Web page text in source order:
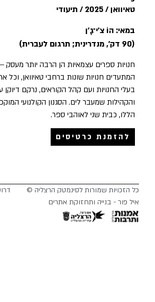
טאיוואן / 2025 / תיעודי
במאי: הוֹ צ'י־גֶ'ן
(90 דק', מנדרינית; תרגום לעברית)
המתעדים חנויות שונות ברחבי טאיוואן,
בעלי החנויות ועם קהל הקוראים, נרקם
והקהילות שמעבר לים. הסגנון הקולנועי
הללו, כבית שני לאוהבי ספר.
להזמנת כרטיסים
כל הזכויות שמורות לסינמטק הרצליה ©
איל פור - בנייה ותחזוקת אתרים